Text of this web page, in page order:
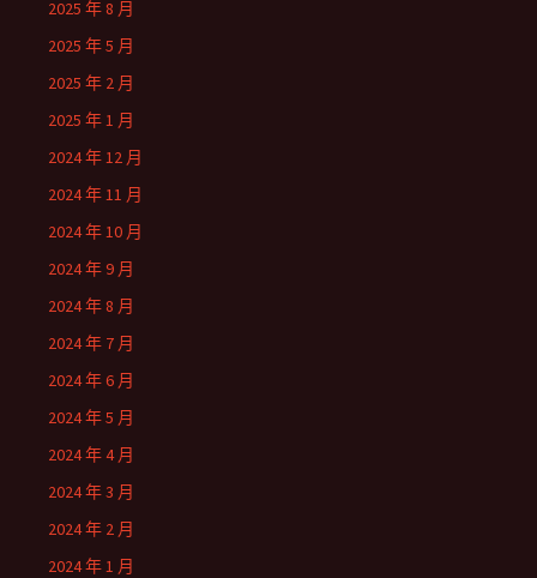
2025 年 8 月
2025 年 5 月
2025 年 2 月
2025 年 1 月
2024 年 12 月
2024 年 11 月
2024 年 10 月
2024 年 9 月
2024 年 8 月
2024 年 7 月
2024 年 6 月
2024 年 5 月
2024 年 4 月
2024 年 3 月
2024 年 2 月
2024 年 1 月